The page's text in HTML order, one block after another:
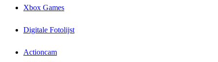
Xbox Games
Digitale Fotolijst
Actioncam